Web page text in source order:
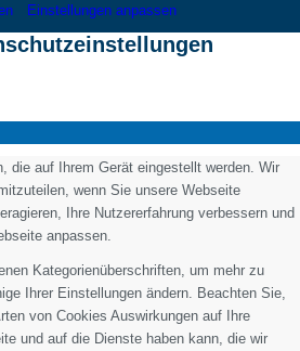
Einstellungen anpassen
die auf Ihrem Gerät eingestellt werden. Wir
wenn Sie unsere Webseite
Ihre Nutzererfahrung verbessern und
anpassen.
Kategorienüberschriften, um mehr zu
Ihrer Einstellungen ändern. Beachten Sie,
von Cookies Auswirkungen auf Ihre
und auf die Dienste haben kann, die wir